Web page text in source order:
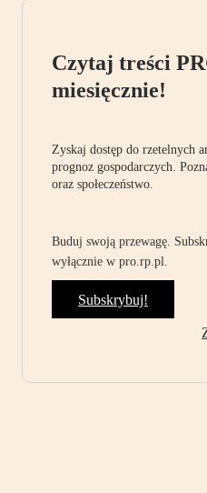
Czytaj treści
miesięcznie!
Zyskaj dostęp do rzetelnych
prognoz gospodarczych.
oraz społeczeństwo.
Buduj swoją przewagę.
wyłącznie w pro.rp.pl.
Subskrybuj!